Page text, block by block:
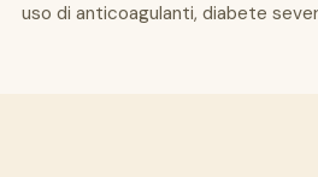
uso di anticoagulanti, diabete